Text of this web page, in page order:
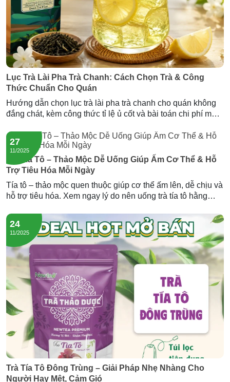
Lục Trà Lài Pha Trà Chanh: Cách Chọn Trà & Công
Thức Chuẩn Cho Quán
Hướng dẫn chọn lục trà lài pha trà chanh cho quán không
đắng chát, kèm công thức tỉ lệ ủ cốt và bài toán chi phí mỗi
27
11/2025
Trà Tía Tô – Thảo Mộc Dễ Uống Giúp Ấm Cơ Thể & Hỗ
Trợ Tiêu Hóa Mỗi Ngày
Tía tô – thảo mộc quen thuộc giúp cơ thể ấm lên, dễ chịu và
hỗ trợ tiêu hóa. Xem ngay lý do nên uống trà tía tô hằng
24
11/2025
Trà Tía Tô Đông Trùng – Giải Pháp Nhẹ Nhàng Cho
Người Hay Mệt, Cảm Gió